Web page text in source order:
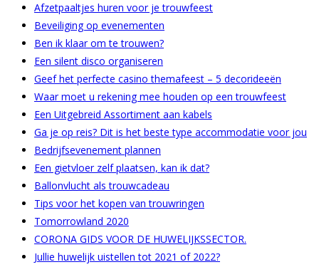
Afzetpaaltjes huren voor je trouwfeest
Beveiliging op evenementen
Ben ik klaar om te trouwen?
Een silent disco organiseren
Geef het perfecte casino themafeest – 5 decorideeën
Waar moet u rekening mee houden op een trouwfeest
Een Uitgebreid Assortiment aan kabels
Ga je op reis? Dit is het beste type accommodatie voor jou
Bedrijfsevenement plannen
Een gietvloer zelf plaatsen, kan ik dat?
Ballonvlucht als trouwcadeau
Tips voor het kopen van trouwringen
Tomorrowland 2020
CORONA GIDS VOOR DE HUWELIJKSSECTOR.
Jullie huwelijk uistellen tot 2021 of 2022?